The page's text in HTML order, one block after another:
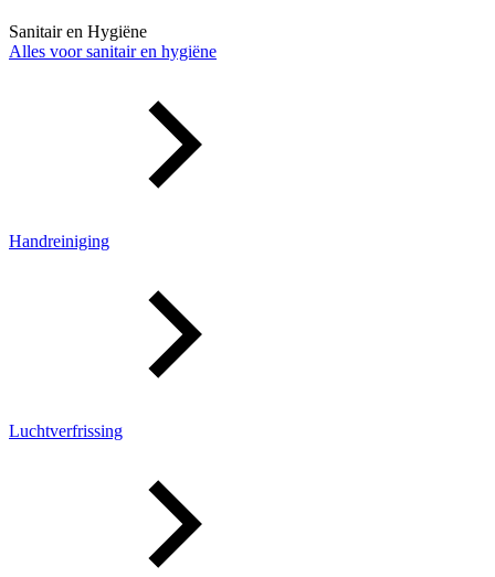
Sanitair en Hygiëne
Alles voor sanitair en hygiëne
Handreiniging
Luchtverfrissing